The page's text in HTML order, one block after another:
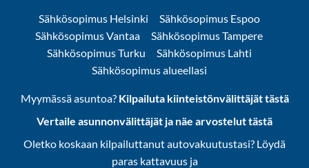
Sähkösopimus Helsinki
Sähkösopimus Espoo
Sähkösopimus Vantaa
Sähkösopimus Tampere
Sähkösopimus Turku
Sähkösopimus Lahti
Sähkösopimus alueellasi
Myymässä asuntoa? Kilpailuta kiinteistönvälittäjät tästä
Vertaile asunnonvälittäjät ja näe arvostelut tästä
Oletko koskaan kilpailuttanut autovakuutustasi? Löydä
paras kattavuus ja